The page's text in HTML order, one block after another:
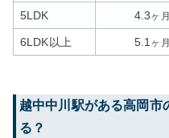
5LDK 4.3ヶ月
6LDK以上 5.1 ヶ月
越中中川駅がある高岡市
る？